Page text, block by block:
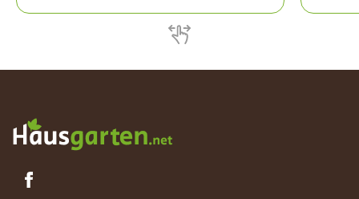
Als imposantes Gewächs ist die anmutige
Pflanze wunderbar für Steingärten,